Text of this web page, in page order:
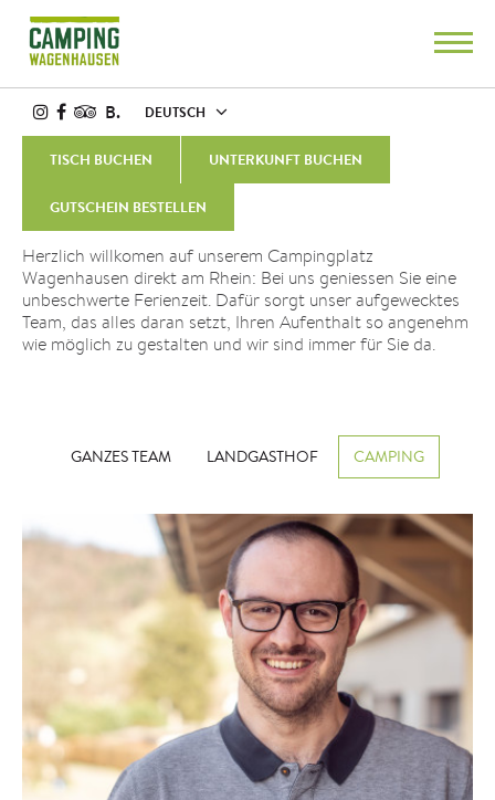
B. DEUTSCH
TISCH BUCHEN UNTERKUNFT BUCHEN
GUTSCHEIN BESTELLEN
UNSER TEAM
Herzlich willkomen auf unserem Campingplatz
Wagenhausen direkt am Rhein: Bei uns geniessen Sie eine
unbeschwerte Ferienzeit. Dafür sorgt unser aufgewecktes
Team, das alles daran setzt, Ihren Aufenthalt so angenehm
wie möglich zu gestalten und wir sind immer für Sie da.
GANZES TEAM LANDGASTHOF CAMPING